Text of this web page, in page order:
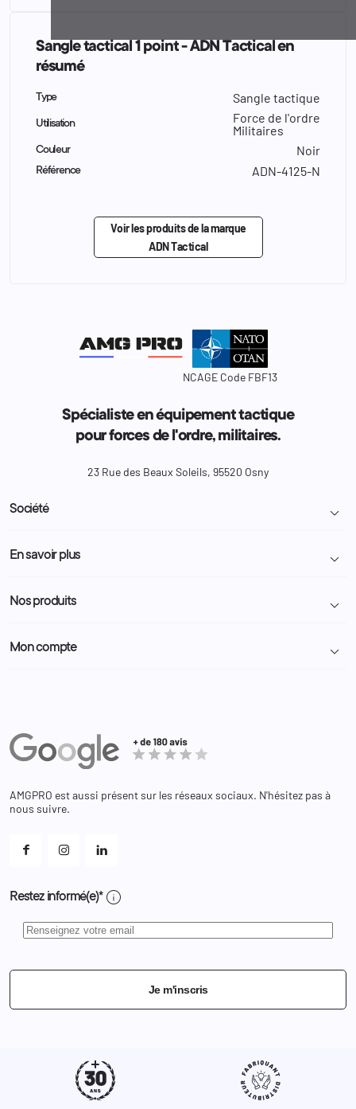
Sangle tactical 1 point - ADN Tactical en
résumé
Type Sangle tactique
Utilisation
Force de l'ordre
Militaires
Couleur Noir
Référence ADN-4125-N
Voir les produits de la marque
ADN Tactical
NCAGE Code FBF13
Spécialiste en équipement tactique
pour forces de l'ordre, militaires.
23 Rue des Beaux Soleils, 95520 Osny
Société 
Livraison et retour colis
Demande de devis
Nous contacter
En savoir plus 
Programme Fidélité
Administration
Nos produits 
Police Municipale | ASVP
Equipements
Bagagerie
Mon compte 
Adresses
Bons de réduction
Changer votre mot de passe ?
Et les cookies ?
AMGPRO est aussi présent sur les réseaux sociaux. N'hésitez pas à
nous suivre.
Restez informé(e)* info
Je m'inscris